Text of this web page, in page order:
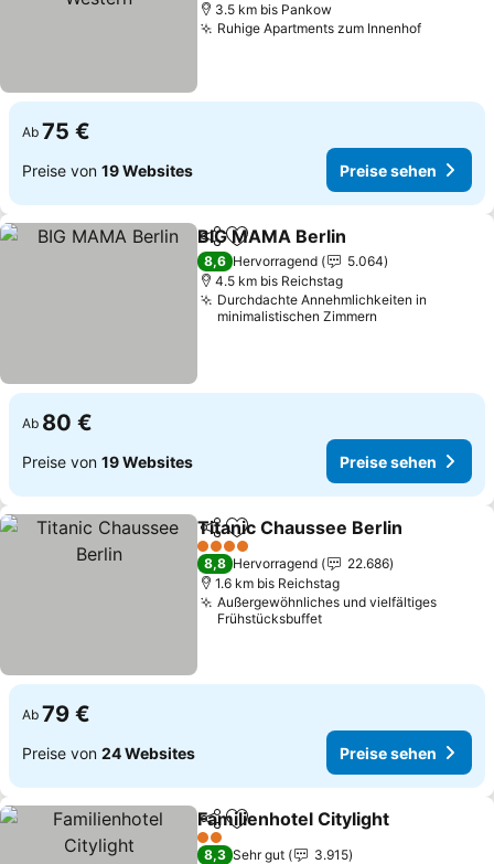
3.5 km bis Pankow
Ruhige Apartments zum Innenhof
Ab 75 €
Preise von 19 Websites Preise sehen
TeilenZu Favoriten hinzufügen
BIG MAMA Berlin
8,6 Hervorragend
5.064
4.5 km bis Reichstag
Durchdachte Annehmlichkeiten in
minimalistischen Zimmern
Ab 80 €
Preise von 19 Websites Preise sehen
TeilenZu Favoriten hinzufügen
Titanic Chaussee Berlin
4 Sterne
8,8 Hervorragend
22.686
1.6 km bis Reichstag
Außergewöhnliches und vielfältiges
Frühstücksbuffet
Ab 79 €
Preise von 24 Websites Preise sehen
TeilenZu Favoriten hinzufügen
Familienhotel Citylight
2 Sterne
8,3 Sehr gut
3.915